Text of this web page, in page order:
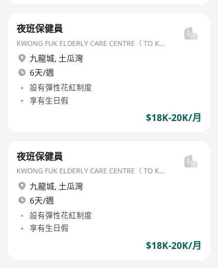
夜班保健員
KWONG FUK ELDERLY CARE CENTRE（ TO KWA WAN) LIMITED
九龍城, 土瓜灣
6天/週
設有彈性花紅制度
享有生日假
$18K-20K/月
夜班保健員
KWONG FUK ELDERLY CARE CENTRE（ TO KWA WAN) LIMITED
九龍城, 土瓜灣
6天/週
設有彈性花紅制度
享有生日假
$18K-20K/月